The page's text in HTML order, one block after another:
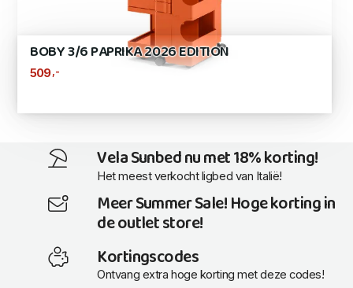
BOBY 3/6 PAPRIKA 2026 EDITION
509,-
Vela Sunbed nu met 18% korting!
Het meest verkocht ligbed van Italië!
Meer Summer Sale! Hoge korting in
de outlet store!
Kortingscodes
Ontvang extra hoge korting met deze codes!